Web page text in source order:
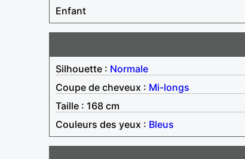
Enfant
Silhouette : Normale
Coupe de cheveux : Mi-longs
Taille : 168 cm
Couleurs des yeux : Bleus